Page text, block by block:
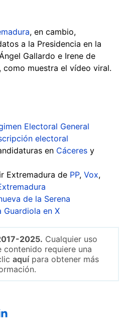
, en cambio,
a la Presidencia en la
Gallardo e Irene de
como muestra el vídeo viral.
Electoral General
electoral
en Cáceres y
Extremadura de PP, Vox,
de la Serena
Guardiola en X
2025. Cualquier uso
contenido requiere una
aquípara obtener más